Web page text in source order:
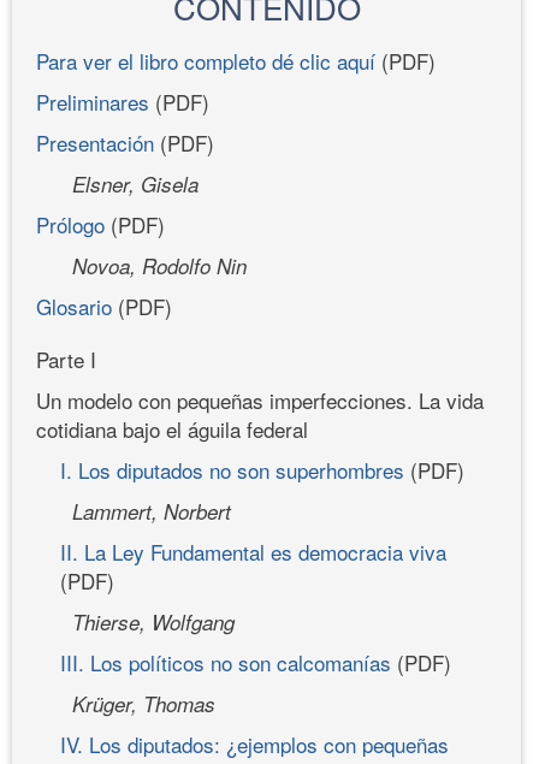
Para ver el libro completo dé clic aquí (PDF)
Preliminares (PDF)
Presentación (PDF)
Elsner, Gisela
Prólogo (PDF)
Novoa, Rodolfo Nin
Glosario (PDF)
Parte I
Un modelo con pequeñas imperfecciones. La vida
cotidiana bajo el águila federal
I. Los diputados no son superhombres (PDF)
Lammert, Norbert
II. La Ley Fundamental es democracia viva
(PDF)
Thierse, Wolfgang
III. Los políticos no son calcomanías (PDF)
Krüger, Thomas
IV. Los diputados: ¿ejemplos con pequeñas